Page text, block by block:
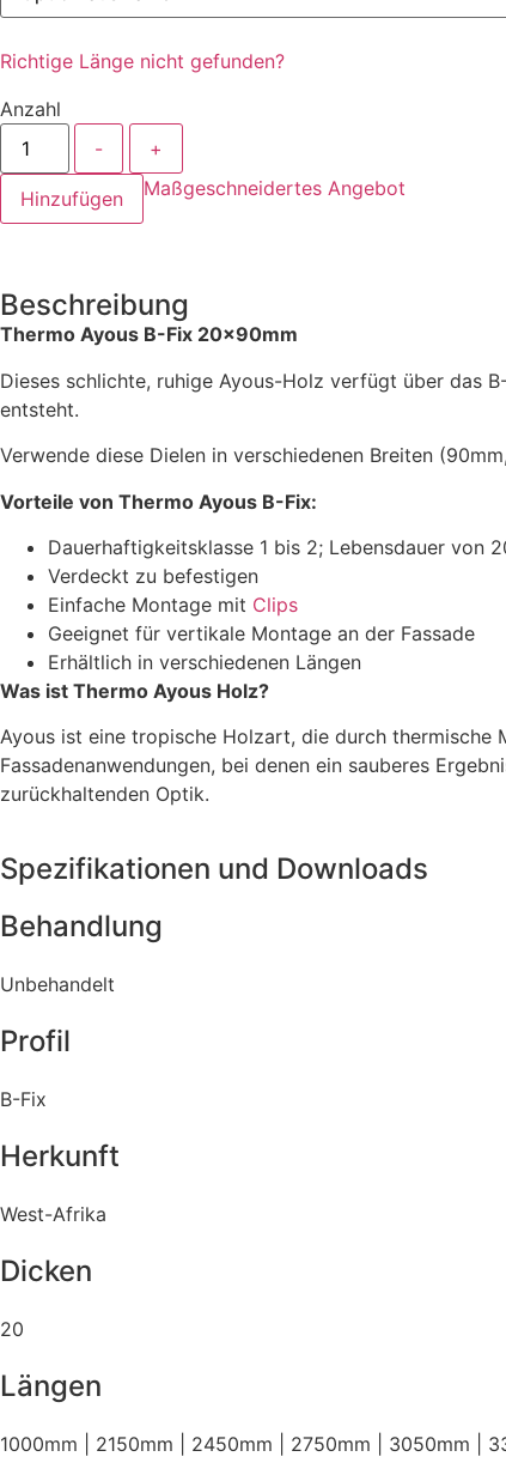
Richtige Länge nicht gefunden?
Anzahl
-
+
Hinzufügen Maßgeschneidertes Angebot
Beschreibung
Thermo Ayous B-Fix 20x90mm
Dieses schlichte, ruhige Ayous-Holz verfügt über das
entsteht.
Verwende diese Dielen in verschiedenen Breiten
Vorteile von Thermo Ayous B-Fix:
Dauerhaftigkeitsklasse 1 bis 2; Lebensdauer von
Verdeckt zu befestigen
Einfache Montage mit Clips
Geeignet für vertikale Montage an der Fassade
Erhältlich in verschiedenen Längen
Was ist Thermo Ayous Holz?
Ayous ist eine tropische Holzart, die durch
Fassadenanwendungen, bei denen ein sauberes
zurückhaltenden Optik.
Spezifikationen und Downloads
Behandlung
Unbehandelt
Profil
B-Fix
Herkunft
West-Afrika
Dicken
20
Längen
1000mm | 2150mm | 2450mm | 2750mm | 3050mm |